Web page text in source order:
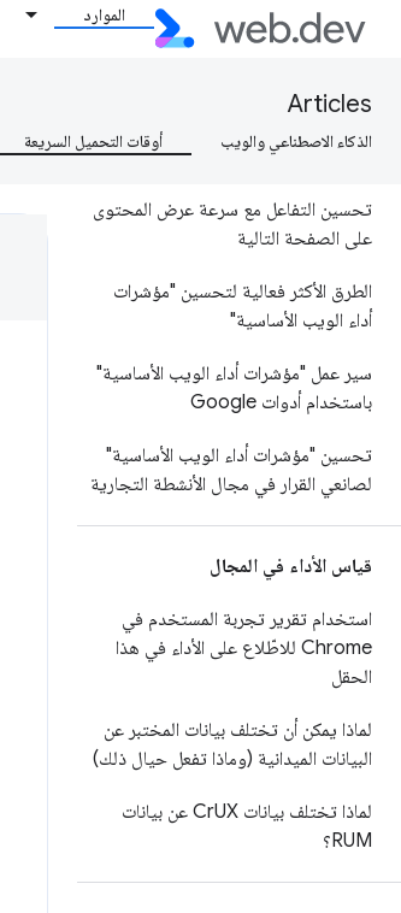
الموارد
Articles
الذكاء الاصطناعي والويب أوقات التحميل السريعة
المستخدم (INP)
المحتوى على الصفحة
تحسين متغيّرات التصميم التراكمية
تحسين التفاعل مع سرعة عرض المحتوى
على الصفحة التالية
الطرق الأكثر فعالية لتحسين "مؤشرات
أداء الويب الأساسية"
سير عمل "مؤشرات أداء الويب الأساسية"
باستخدام أدوات Google
تحسين "مؤشرات أداء الويب الأساسية"
لصانعي القرار في مجال الأنشطة التجارية
قياس الأداء في المجال
استخدام تقرير تجربة المستخدم في
Chrome للاطّلاع على الأداء في هذا
الحقل
لماذا يمكن أن تختلف بيانات المختبر عن
البيانات الميدانية (وماذا تفعل حيال ذلك)
لماذا تختلف بيانات Cr
UX عن بيانات
RUM؟